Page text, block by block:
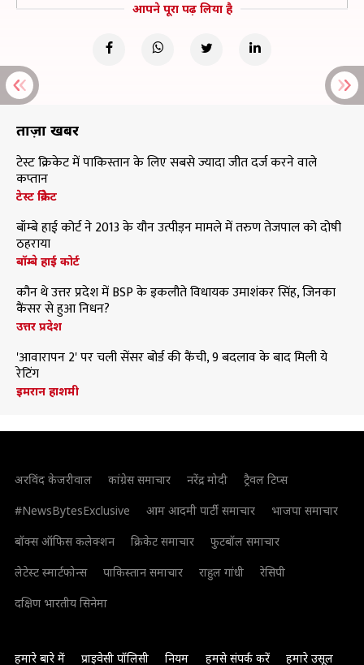
आपने पूरा पढ़ लिया है
ताज़ा खबरें
टेस्ट क्रिकेट में पाकिस्तान के लिए सबसे ज्यादा जीत दर्ज करने वाले
कप्तान
टेस्ट क्रिकेट
बॉम्बे हाई कोर्ट ने 2013 के यौन उत्पीड़न मामले में तरुण तेजपाल को दोषी
ठहराया
बॉम्बे हाई कोर्ट
कौन थे उत्तर प्रदेश में BSP के इकलौते विधायक उमाशंकर सिंह, जिनका
कैंसर से हुआ निधन?
उत्तर प्रदेश
'आवारापन 2' पर चली सेंसर बोर्ड की कैंची, 9 बदलाव के बाद मिली ये
रेटिंग
इमरान हाशमी
अरविंद केजरीवाल कांग्रेस समाचार नरेंद्र मोदी
ट्रैवल टिप्स
#NewsBytesExclusive
आम आदमी पार्टी समाचार
भाजपा समाचार
बॉक्स ऑफिस कलेक्शन
क्रिकेट समाचार
फुटबॉल समाचार
लेटेस्ट स्मार्टफोन्स
पाकिस्तान समाचार राहुल गांधी
रेसिपी
दक्षिण भारतीय सिनेमा
हमारे बारे में प्राइवेसी पॉलिसी नियम हमसे संपर्क करें हमारे उसूल